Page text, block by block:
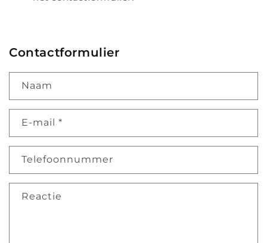
Contactformulier
Naam
E‑mail *
Telefoonnummer
Reactie